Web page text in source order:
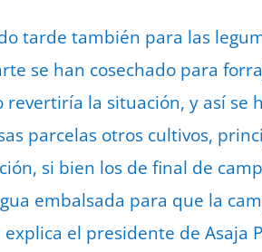
tarde también para las
se han cosechado para
revertiría la situación, y así se
parcelas otros cultivos,
si bien los de final de
embalsada para que la
explica el presidente de Asaja